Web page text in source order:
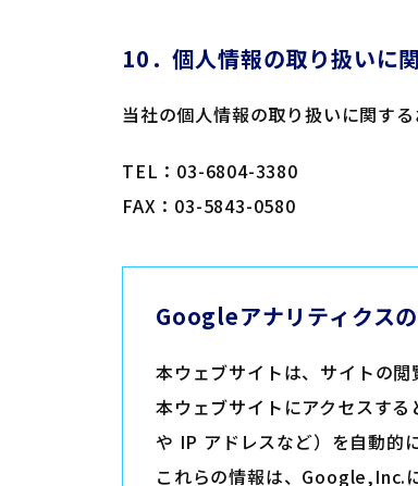
10．個人情報の取り扱いに
当社の個人情報の取り扱いに関する
TEL：03-6804-3380
FAX：03-5843-0580
Googleアナリティクス
本ウェブサイトは、サイトの
本ウェブサイトにアクセスす
や IP アドレスなど）を自動的
これらの情報は、Google,Inc.